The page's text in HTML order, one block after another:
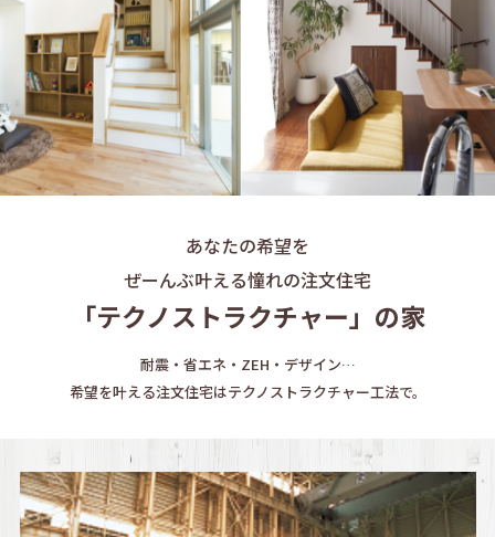
あなたの希望を
ぜーんぶ叶える憧れの注文住宅
「テクノストラクチャー」の家
耐震・省エネ・ZEH・デザイン…
希望を叶える注文住宅はテクノストラクチャー工法で。